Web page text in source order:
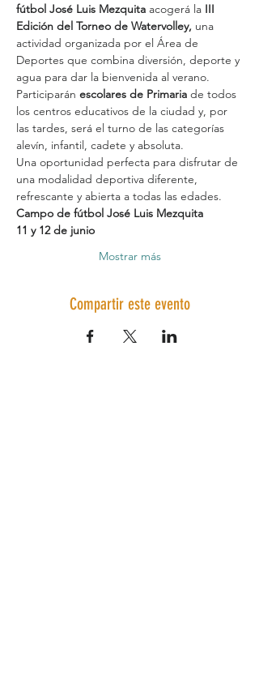
fútbol José Luis Mezquita acogerá la III
Edición del Torneo de Watervolley, una
actividad organizada por el Área de
Deportes que combina diversión, deporte y
agua para dar la bienvenida al verano.
Participarán escolares de Primaria de todos
los centros educativos de la ciudad y, por
las tardes, será el turno de las categorías
alevín, infantil, cadete y absoluta.
Una oportunidad perfecta para disfrutar de
una modalidad deportiva diferente,
refrescante y abierta a todas las edades.
Campo de fútbol José Luis Mezquita
11 y 12 de junio
Mostrar más
Compartir este evento